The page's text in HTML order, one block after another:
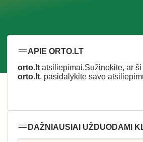
APIE ORTO.LT
orto.lt atsiliepimai.Sužinokite, ar
orto.lt, pasidalykite savo
DAŽNIAUSIAI UŽDUODAMI